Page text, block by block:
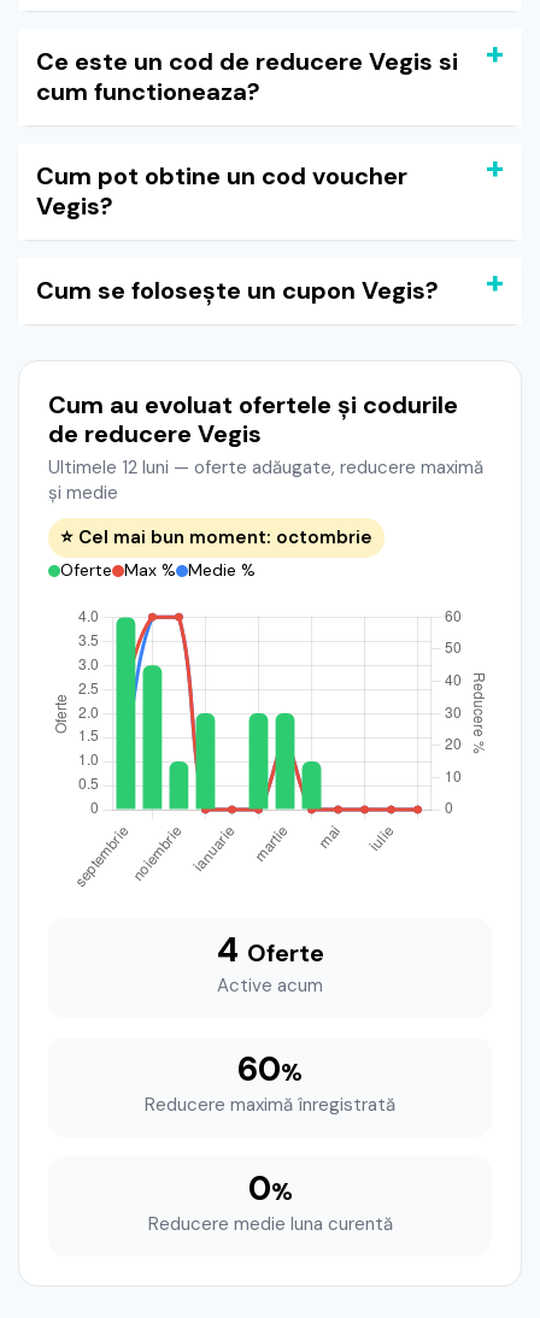
Ce este un cod de reducere Vegis si
cum functioneaza?
Cum pot obtine un cod voucher
Vegis?
Cum se folosește un cupon Vegis?
Cum au evoluat ofertele și codurile
de reducere Vegis
Ultimele 12 luni — oferte adăugate, reducere maximă
și medie
⭐ Cel mai bun moment: octombrie
Oferte Max % Medie %
4 Oferte
Active acum
60%
Reducere maximă înregistrată
0%
Reducere medie luna curentă